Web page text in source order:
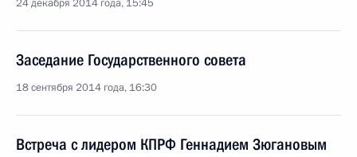
24 декабря 2014 года, 15:45
Заседание Государственного совета
18 сентября 2014 года, 16:30
Встреча с лидером КПРФ Геннадием Зюгановым